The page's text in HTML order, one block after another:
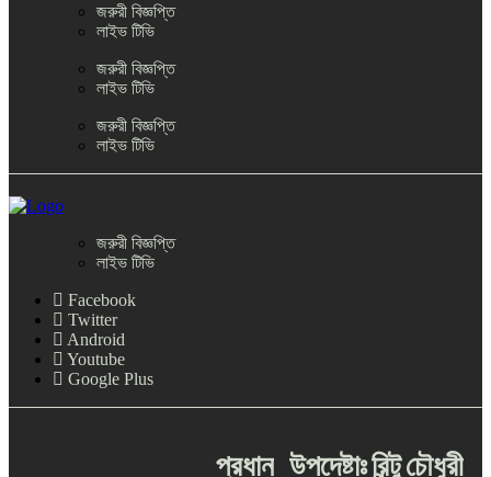
জরুরী বিজ্ঞপ্তি
লাইভ টিভি
জরুরী বিজ্ঞপ্তি
লাইভ টিভি
জরুরী বিজ্ঞপ্তি
লাইভ টিভি
জরুরী বিজ্ঞপ্তি
লাইভ টিভি
Facebook
Twitter
Android
Youtube
Google Plus
প্রধান উপদেষ্টাঃরিন্টুচৌধুরী